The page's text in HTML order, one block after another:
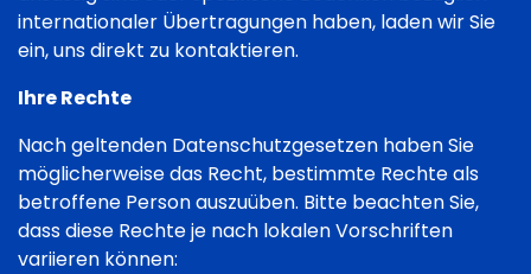
internationaler Übertragungen haben, laden wir Sie
ein, uns direkt zu kontaktieren.
Ihre Rechte
Nach geltenden Datenschutzgesetzen haben Sie
möglicherweise das Recht, bestimmte Rechte als
betroffene Person auszuüben. Bitte beachten Sie,
dass diese Rechte je nach lokalen Vorschriften
variieren können: